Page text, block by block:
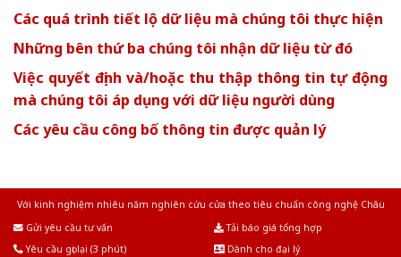
Các quá trình tiết lộ dữ liệu mà chúng tôi thực hiện
Những bên thứ ba chúng tôi nhận dữ liệu từ đó
Việc quyết định và/hoặc thu thập thông tin tự động
mà chúng tôi áp dụng với dữ liệu người dùng
Các yêu cầu công bố thông tin được quản lý
Với kinh nghiệm nhiêu năm nghiên cứu cửa theo tiêu chuẩn công nghệ Châu
Gửi yêu cầu tư vấn
Tải báo giá tổng hợp
Yêu cầu gọi lại (3 phút)
Dành cho đại lý